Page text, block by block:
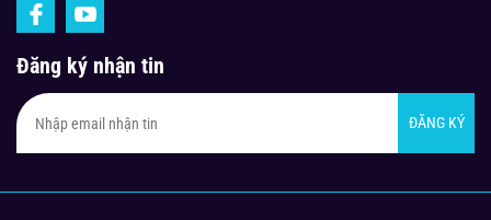
Đăng ký nhận tin
ĐĂNG KÝ